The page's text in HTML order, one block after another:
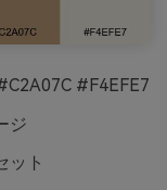
#F4EFE7
ジ
ット